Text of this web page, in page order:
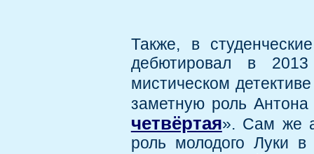
Также, в
дебютировал в
мистическом
заметную роль
четвёртая». Сам же
роль молодого Луки